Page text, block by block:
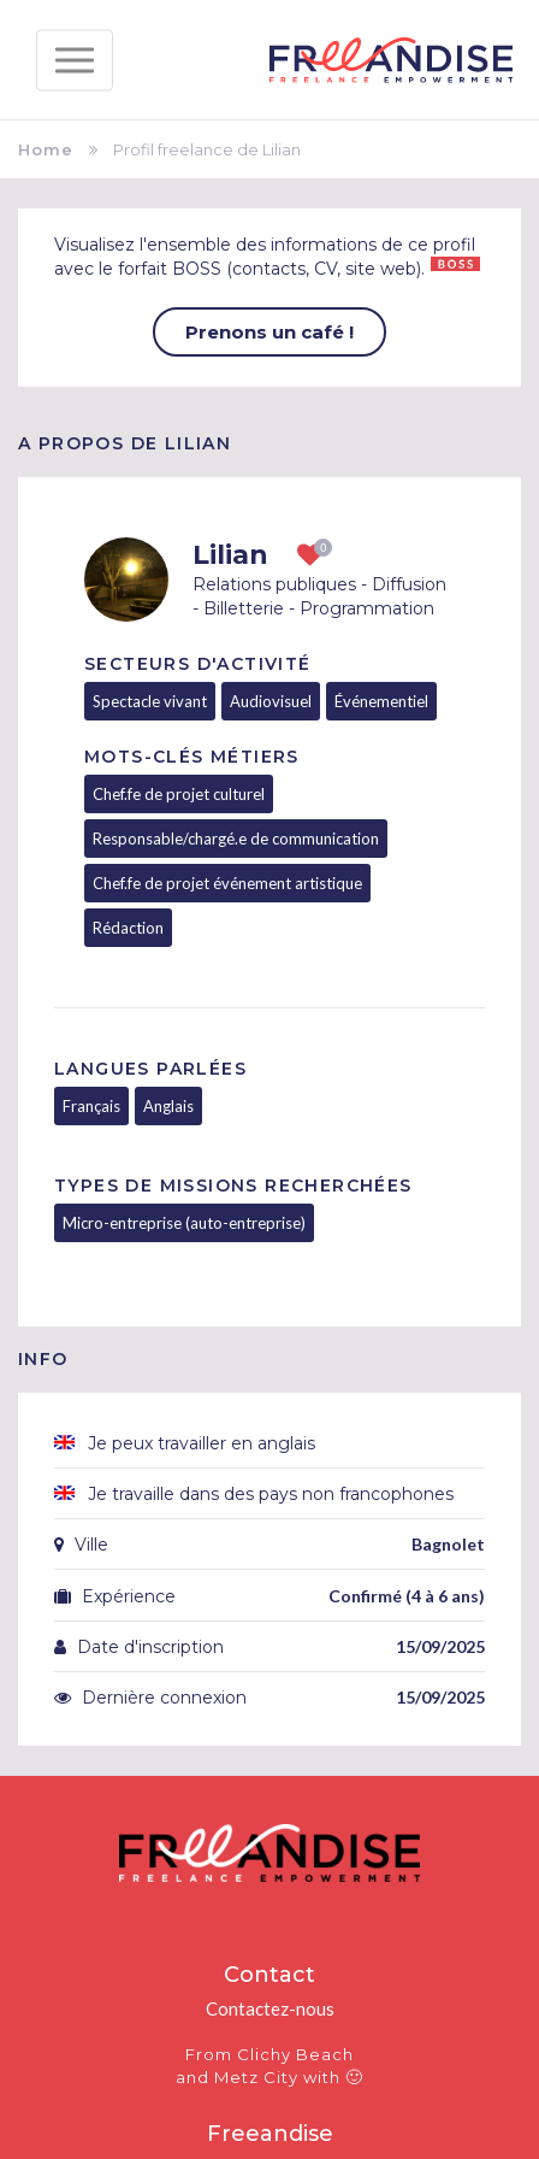
Home Profil freelance de Lilian
Visualisez l'ensemble des informations de ce profil
avec le forfait BOSS (contacts, CV, site web).
Prenons un café !
A PROPOS DE LILIAN
Lilian
Relations publiques - Diffusion
- Billetterie - Programmation
SECTEURS D'ACTIVITÉ
Spectacle vivant Audiovisuel Événementiel
MOTS-CLÉS MÉTIERS
Chef.fe de projet culturel
Responsable/chargé.e de communication
Chef.fe de projet événement artistique
Rédaction
LANGUES PARLÉES
Français Anglais
TYPES DE MISSIONS RECHERCHÉES
Micro-entreprise (auto-entreprise)
INFO
Je peux travailler en anglais
Je travaille dans des pays non francophones
Ville Bagnolet
Expérience Confirmé (4 à 6 ans)
Date d'inscription 15/09/2025
Dernière connexion 15/09/2025
Contact
Contactez-nous
From Clichy Beach
and Metz City with 🙂
Freeandise